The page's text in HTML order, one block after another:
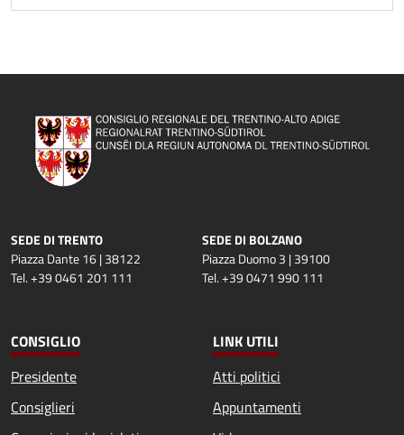
SEDE DI TRENTO
Piazza Dante 16 | 38122
Tel. +39 0461 201 111
SEDE DI BOLZANO
Piazza Duomo 3 | 39100
Tel. +39 0471 990 111
CONSIGLIO
Presidente
Consiglieri
LINK UTILI
Atti politici
Appuntamenti